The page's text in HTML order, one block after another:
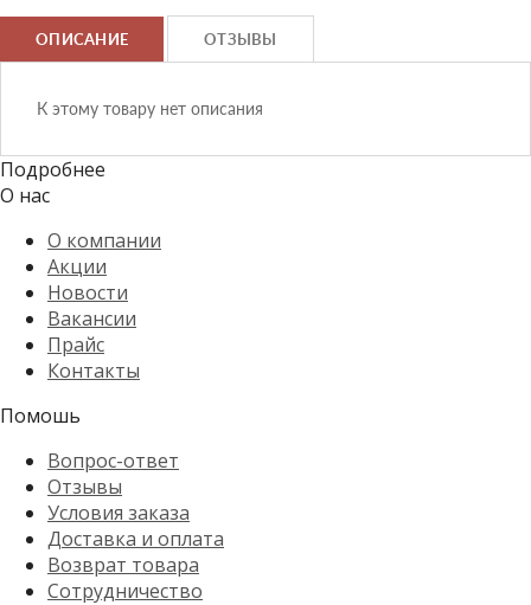
ОПИСАНИЕ ОТЗЫВЫ
К этому товару нет описания
Подробнее
О нас
О компании
Акции
Новости
Вакансии
Прайс
Контакты
Помошь
Вопрос-ответ
Отзывы
Условия заказа
Доставка и оплата
Возврат товара
Сотрудничество